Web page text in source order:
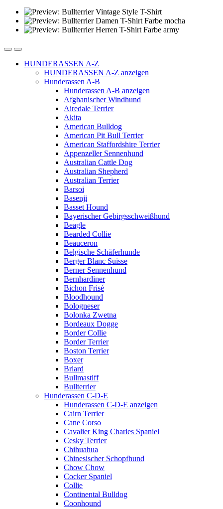
HUNDERASSEN A-Z
HUNDERASSEN A-Z anzeigen
Hunderassen A-B
Hunderassen A-B anzeigen
Afghanischer Windhund
Airedale Terrier
Akita
American Bulldog
American Pit Bull Terrier
American Staffordshire Terrier
Appenzeller Sennenhund
Australian Cattle Dog
Australian Shepherd
Australian Terrier
Barsoi
Basenji
Basset Hound
Bayerischer Gebirgsschweißhund
Beagle
Bearded Collie
Beauceron
Belgische Schäferhunde
Berger Blanc Suisse
Berner Sennenhund
Bernhardiner
Bichon Frisé
Bloodhound
Bologneser
Bolonka Zwetna
Bordeaux Dogge
Border Collie
Border Terrier
Boston Terrier
Boxer
Briard
Bullmastiff
Bullterrier
Hunderassen C-D-E
Hunderassen C-D-E anzeigen
Cairn Terrier
Cane Corso
Cavalier King Charles Spaniel
Cesky Terrier
Chihuahua
Chinesischer Schopfhund
Chow Chow
Cocker Spaniel
Collie
Continental Bulldog
Coonhound